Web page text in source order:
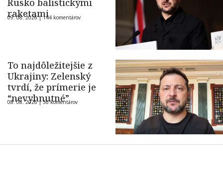
Rusko balistickými
raketami
09. 08. 2026 |144 komentárov
To najdôležitejšie z
Ukrajiny: Zelenský
tvrdí, že prímerie je
“nevyhnutné”
08. 08. 2026 |36 komentárov